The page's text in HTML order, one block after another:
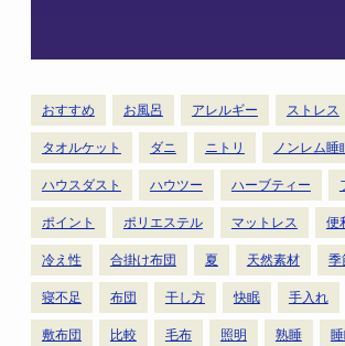
おすすめ お風呂 アレルギー ストレス
タオルケット ダニ ニトリ ノンレム睡
ハウスダスト ハウツー ハーブティー
ポイント ポリエステル マットレス 便
冷え性 合掛け布団 夏 天然素材 季
寝不足 布団 干し方 快眠 手入れ
敷布団 比較 毛布 照明 熟睡